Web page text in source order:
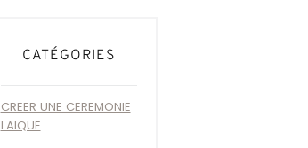
CATÉGORIES
CREER UNE CEREMONIE
LAIQUE